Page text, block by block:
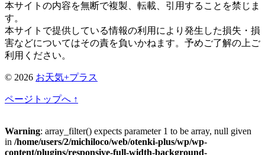
本サイトの内容を無断で複製、転載、引用することを禁じま
す。
本サイトで提供している情報の利用により発生した損失・損
害などについてはその責を負いかねます。予めご了解の上ご
利用ください。
© 2026 お天気+プラス
ページトップへ ↑
Warning: array_filter() expects parameter 1 to be array, null given
in /home/users/2/michiloco/web/otenki-plus/wp/wp-
content/plugins/responsive-full-width-background-